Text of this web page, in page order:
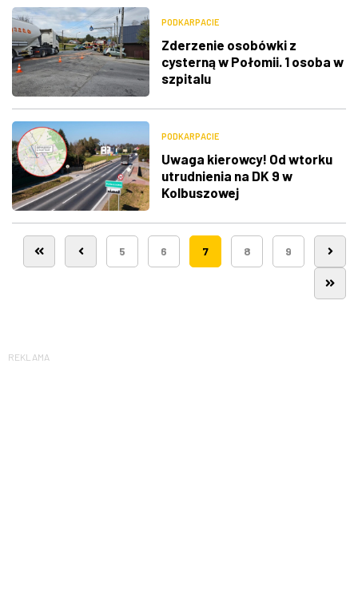
PODKARPACIE
Zderzenie osobówki z
cysterną w Połomii. 1 osoba w
szpitalu
PODKARPACIE
Uwaga kierowcy! Od wtorku
utrudnienia na DK 9 w
Kolbuszowej
5 6 7 8 9
REKLAMA